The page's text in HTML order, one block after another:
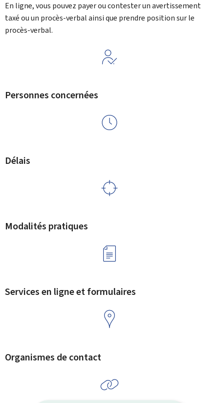
En ligne, vous pouvez payer ou contester un avertissement
taxé ou un procès-verbal ainsi que prendre position sur le
procès-verbal.
Personnes concernées
Délais
Modalités pratiques
Services en ligne et formulaires
Organismes de contact